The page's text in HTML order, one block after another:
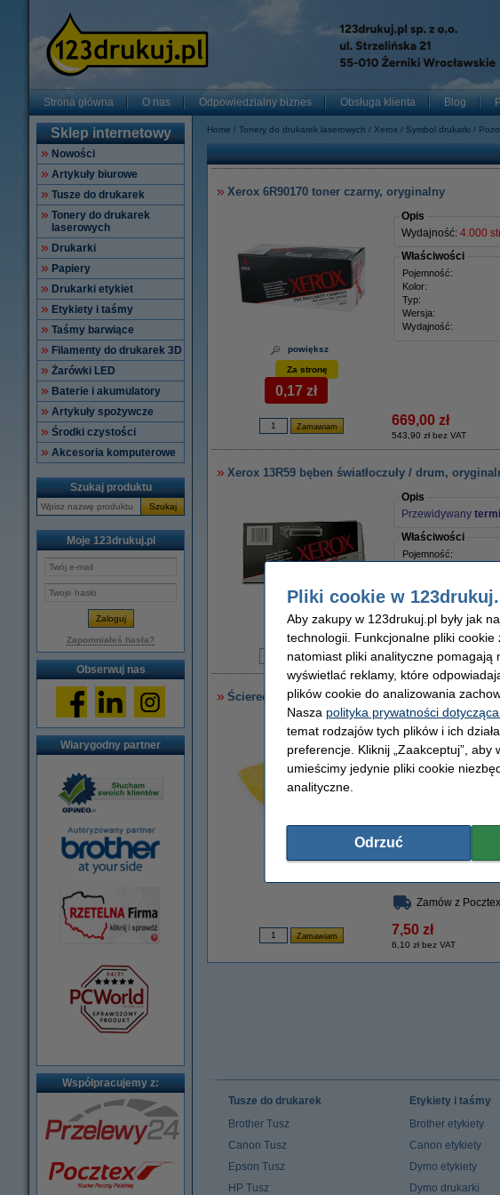
Strona główna O nas Odpowiedzialny biznes Obsługa klienta Blog
Sklep internetowy
Nowości
Artykuły biurowe
Tusze do drukarek
Tonery do drukarek
laserowych
Drukarki
Papiery
Drukarki etykiet
Etykiety i taśmy
Taśmy barwiące
Filamenty do drukarek 3D
Żarówki LED
Baterie i akumulatory
Artykuły spożywcze
Środki czystości
Akcesoria komputerowe
Szukaj produktu
Szukaj
Moje 123drukuj.pl
Zapomniałeś hasła?
Obserwuj nas
Wiarygodny partner
Współpracujemy z:
Home Tonery do drukarek laserowych Xerox Symbol drukarki
Xerox 6R90170 toner czarny, oryginalny
powiększ
Opis
Wydajność: 4.000
Właściwości
Pojemność:
Kolor:
Typ:
Wersja:
Wydajność:
Za stronę
0,17 zł
669,00 zł
543,90 zł bez VAT
Xerox 13R59 bęben światłoczuły / drum,
Opis
Przewidywany
Właściwości
Pojemność:
Wersja:
Ten produkt został
Ściereczka do czyszczenia drukarki laserowej
Opis
Ściereczka
rozprowadza
cząsteczki. Możesz
Aby uzyskać
Właściwości
Wymiary:
Zamów z
7,50 zł
6,10 zł bez VAT
Tusze do drukarek
Brother Tusz
Canon Tusz
Epson Tusz
HP Tusz
Etykiety i taśmy
Brother etykiety
Canon etykiety
Dymo etykiety
Dymo drukarki
Pliki cookie w
Aby zakupy w 123drukuj.pl były jak
technologii. Funkcjonalne pliki cookie
natomiast pliki analityczne
wyświetlać reklamy, które
plików cookie do analizowania
Nasza polityka prywatności
temat rodzajów tych plików i ich
preferencje. Kliknij „Zaakceptuj”,
umieścimy jedynie pliki cookie
analityczne.
Odrzuć